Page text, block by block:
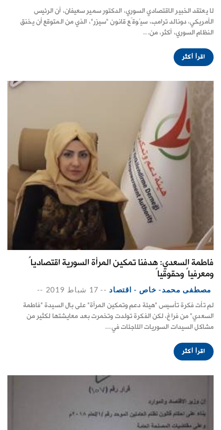
لا يعتقد الخبير الاقتصادي السوري، الدكتور سمير سعيفان، أن الرئيس
الأمريكي، دونالد ترامب، سيُوقّع قانون "سيزر"، الذي من المتوقع أن يخنق
النظام السوري، أكثر، من...
اقرأ أكثر
فاطمة السعدي: هدفنا تمكين المرأة السورية اقتصادياً
ومعرفياً وحقوقياً
مصطفى محمد- خاص - اقتصاد -- 17 شباط 2019 --
لم تأت فكرة تأسيس "هيئة دعم وتمكين المرأة" على بال السيدة "فاطمة
السعدي" من فراغ، لكن الفكرة تولدت وتخمرت بعد معايشتها لكثير من
مشاكل السيدات السوريات اللاجئات في...
اقرأ أكثر